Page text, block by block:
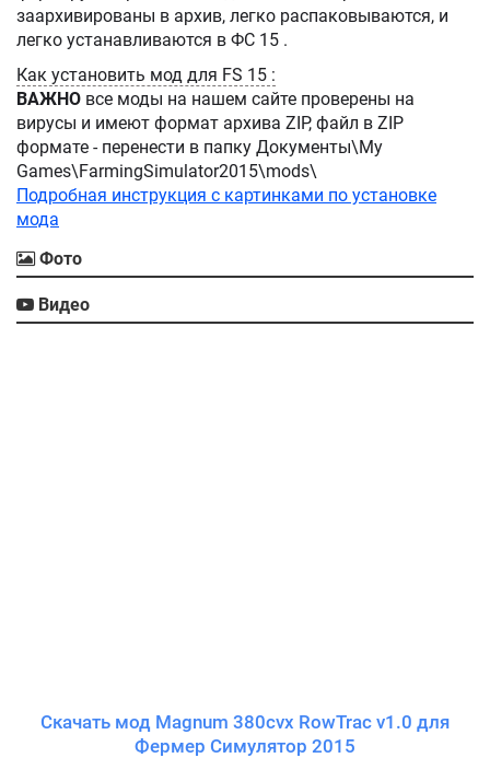
заархивированы в архив, легко распаковываются, и
легко устанавливаются в ФС 15 .
Как установить мод для FS 15 :
ВАЖНО все моды на нашем сайте проверены на
вирусы и имеют формат архива ZIP, файл в ZIP
формате - перенести в папку Документы\My
Games\FarmingSimulator2015\mods\
Подробная инструкция с картинками по установке
мода
Фото
Видео
Скачать мод Magnum 380cvx RowTrac v1.0 для
Фермер Симулятор 2015